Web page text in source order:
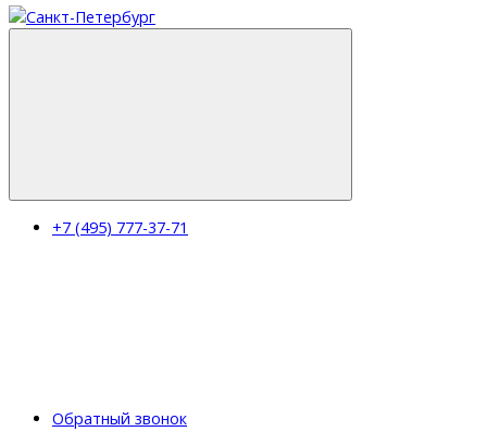
+7 (495) 777-37-71
Обратный звонок